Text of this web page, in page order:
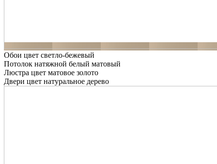
Обои цвет светло-бежевый
Потолок натяжной белый матовый
Люстра цвет матовое золото
Двери цвет натуральное дерево